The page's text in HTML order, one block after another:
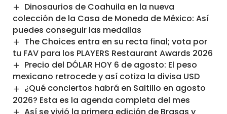
Dinosaurios de Coahuila en la nueva
colección de la Casa de Moneda de México: Así
puedes conseguir las medallas
The Choices entra en su recta final; vota por
tu FAV para los PLAYERS Restaurant Awards 2026
Precio del DÓLAR HOY 6 de agosto: El peso
mexicano retrocede y así cotiza la divisa USD
¿Qué conciertos habrá en Saltillo en agosto
2026? Esta es la agenda completa del mes
Así se vivió la primera edición de Brasas y